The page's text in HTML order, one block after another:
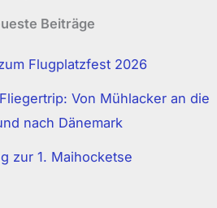
Beiträge
Flugplatzfest 2026
Von Mühlacker an die
nach Dänemark
zur 1. Maihocketse